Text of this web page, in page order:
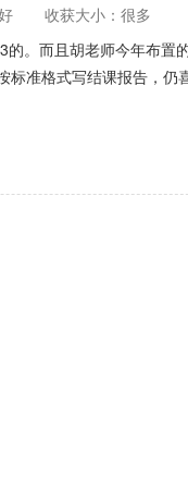
收获大小：很多
。而且胡老师今年布置
准格式写结课报告，仍